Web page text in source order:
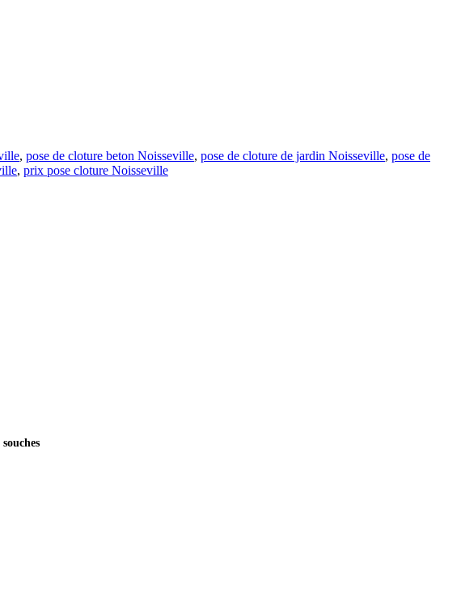
, pose de cloture beton Noisseville, pose de cloture de jardin Noisseville, pose de
, prix pose cloture Noisseville